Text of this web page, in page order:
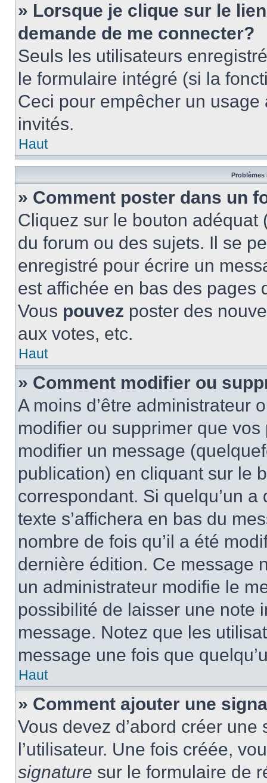
» Lorsque je clique sur le
demande de me connecter?
Seuls les utilisateurs
le formulaire intégré (si la
Ceci pour empêcher un
invités.
Haut
Problèmes
» Comment poster dans un
Cliquez sur le bouton
du forum ou des sujets. Il se
enregistré pour écrire un
est affichée en bas des pages
Vous pouvez poster des
aux votes, etc.
Haut
» Comment modifier ou
A moins d’être administrateur
modifier ou supprimer que
modifier un message
publication) en cliquant sur le
correspondant. Si quelqu’un
texte s’affichera en bas du
nombre de fois qu’il a été
dernière édition. Ce message
un administrateur modifie le
possibilité de laisser une note
message. Notez que les
message une fois que
Haut
» Comment ajouter une
Vous devez d’abord créer
l’utilisateur. Une fois créée,
signature sur le formulaire de